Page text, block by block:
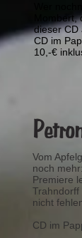
Wer
dieser CD
CD im
10,-€
Vom
noch
Premiere
Trahndorff
nicht
CD im